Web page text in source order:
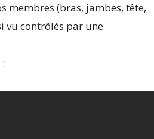
membres (bras, jambes, tête,
vu contrôlés par une